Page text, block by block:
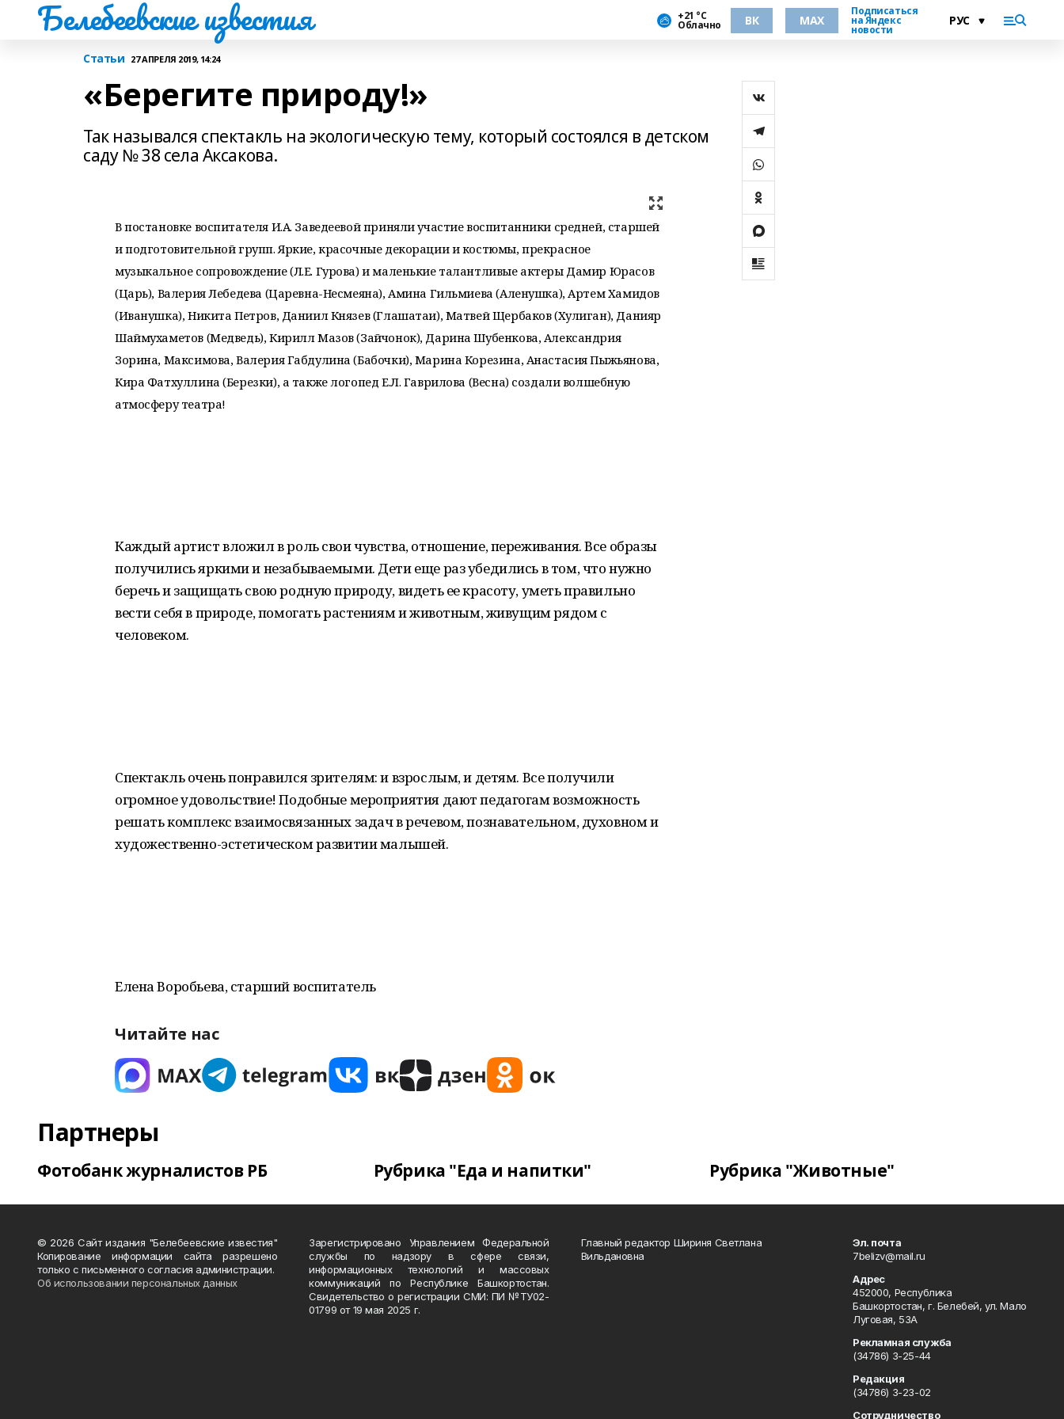
Белебеевские известия +21 °С
Облачно ВК MAX
Подписаться
на Яндекс
новости
Статьи 27 АПРЕЛЯ 2019, 14:24
«Берегите природу!»
Так назывался спектакль на экологическую тему, который состоялся в детском
саду № 38 села Аксакова.
В постановке воспитателя И.А. Заведеевой приняли участие воспитанники средней, старшей
и подготовительной групп. Яркие, красочные декорации и костюмы, прекрасное
музыкальное сопровождение (Л.Е. Гурова) и маленькие талантливые актеры Дамир Юрасов
(Царь), Валерия Лебедева (Царевна-Несмеяна), Амина Гильмиева (Аленушка), Артем Хамидов
(Иванушка), Никита Петров, Даниил Князев (Глашатаи), Матвей Щербаков (Хулиган), Данияр
Шаймухаметов (Медведь), Кирилл Мазов (Зайчонок), Дарина Шубенкова, Александрия
Зорина, Максимова, Валерия Габдулина (Бабочки), Марина Корезина, Анастасия Пыжьянова,
Кира Фатхуллина (Березки), а также логопед Е.Л. Гаврилова (Весна) создали волшебную
атмосферу театра!
Каждый артист вложил в роль свои чувства, отношение, переживания. Все образы
получились яркими и незабываемыми. Дети еще раз убедились в том, что нужно
беречь и защищать свою родную природу, видеть ее красоту, уметь правильно
вести себя в природе, помогать растениям и животным, живущим рядом с
человеком.
Спектакль очень понравился зрителям: и взрослым, и детям. Все получили
огромное удовольствие! Подобные мероприятия дают педагогам возможность
решать комплекс взаимосвязанных задач в речевом, познавательном, духовном и
художественно-эстетическом развитии малышей.
Елена Воробьева, старший воспитатель
Читайте нас
Партнеры
Фотобанк журналистов РБ Рубрика "Еда и напитки" Рубрика "Животные"
© 2026 Сайт издания "Белебеевские известия"
Копирование информации сайта разрешено
только с письменного согласия администрации.
Об использовании персональных данных
Зарегистрировано Управлением Федеральной
службы по надзору в сфере связи,
информационных технологий и массовых
коммуникаций по Республике Башкортостан.
Свидетельство о регистрации СМИ: ПИ №ТУ02-
01799 от 19 мая 2025 г.
Главный редактор Шириня Светлана
Вильдановна
Эл. почта
7belizv@mail.ru
Адрес
452000, Республика
Башкортостан, г. Белебей, ул. Мало
Луговая, 53А
Рекламная служба
(34786) 3-25-44
Редакция
(34786) 3-23-02
Сотрудничество